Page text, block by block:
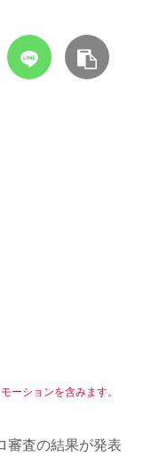
ーションを含みます。
審査の結果が発表